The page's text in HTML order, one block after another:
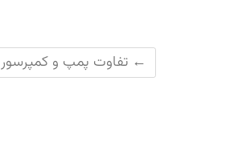
← تفاوت پمپ و کمپرسور